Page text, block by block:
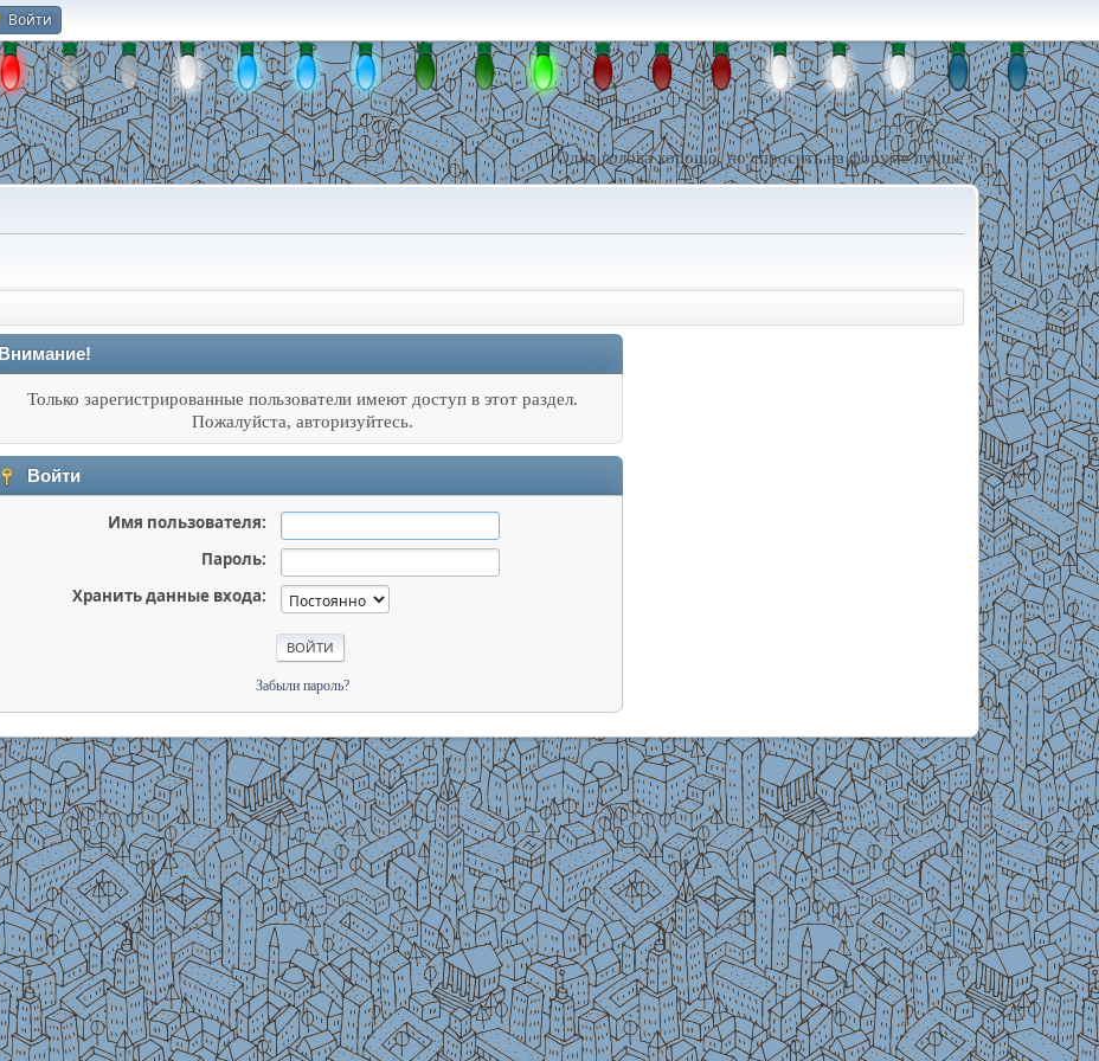
Войти
Одна голова хорошо, но спросить на форуме лучше !
Внимание!
Только зарегистрированные пользователи имеют доступ в этот раздел.
Пожалуйста, авторизуйтесь.
Войти
Имя пользователя:
Пароль:
Хранить данные входа:
Забыли пароль?